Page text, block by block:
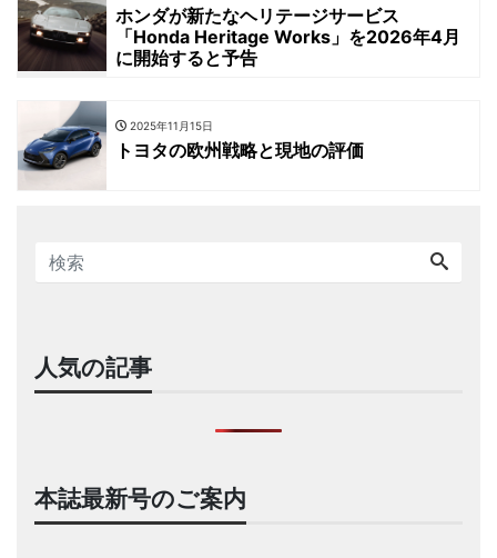
ホンダが新たなヘリテージサービス
「Honda Heritage Works」を2026年4月
に開始すると予告
2025年11月15日
トヨタの欧州戦略と現地の評価
人気の記事
本誌最新号のご案内